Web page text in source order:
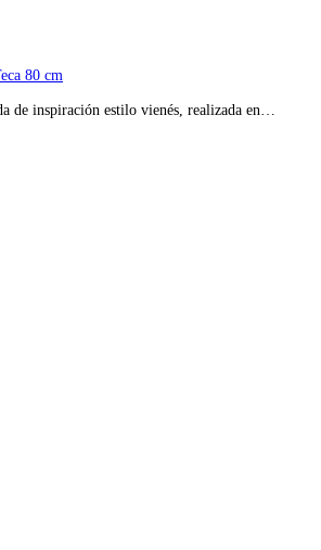
80 cm
de inspiración estilo vienés, realizada en…